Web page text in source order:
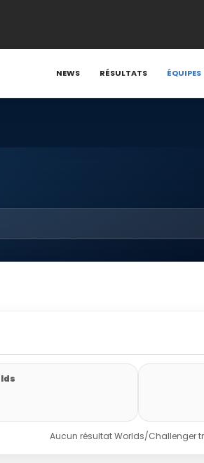
NEWS RÉSULTATS ÉQUIPES
Aucun résultat Worlds/Challenger